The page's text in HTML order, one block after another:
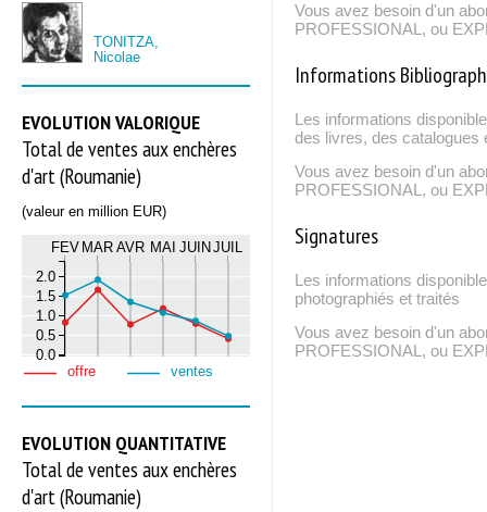
TONITZA,
Nicolae
EVOLUTION VALORIQUE
Total de ventes aux enchères
d'art (Roumanie)
(valeur en million EUR)
FEV MAR AVR MAI JUIN JUIL
0.0
0.5
1.0
1.5
2.0
offre ventes
EVOLUTION QUANTITATIVE
Total de ventes aux enchères
d'art (Roumanie)
Vous avez besoin d'un
PROFESSIONAL, ou
Informations
Les informations
des livres, des catalogues
Vous avez besoin d'un
PROFESSIONAL, ou
Signatures
Les informations
photographiés et traités
Vous avez besoin d'un
PROFESSIONAL, ou